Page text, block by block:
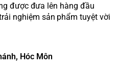
được đưa lên hàng đầu
nghiệm sản phẩm tuyệt vời
Hóc Môn